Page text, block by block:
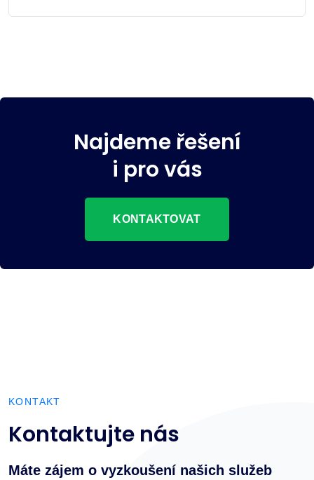
Najdeme řešení
i pro vás
KONTAKTOVAT
KONTAKT
Kontaktujte nás
Máte zájem o vyzkoušení našich služeb